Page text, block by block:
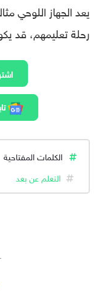
يعد الجهاز اللوحي
رحلة تعليمهم، قد
تابعوا اكسفار عبر google News
الكلمات المفتاحية
التعلم عن بعد